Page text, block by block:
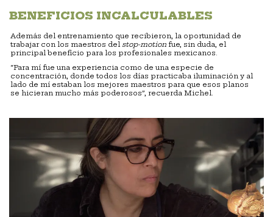
BENEFICIOS INCALCULABLES
Además del entrenamiento que recibieron, la oportunidad de
trabajar con los maestros del stop-motion fue, sin duda, el
principal beneficio para los profesionales mexicanos.
“Para mí fue una experiencia como de una especie de
concentración, donde todos los días practicaba iluminación y al
lado de mí estaban los mejores maestros para que esos planos
se hicieran mucho más poderosos”, recuerda Michel.